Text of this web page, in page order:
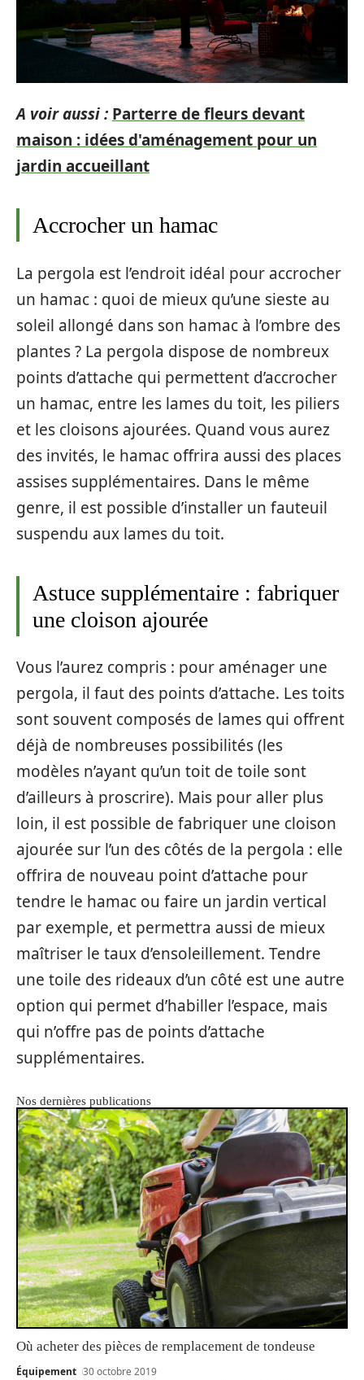
A voir aussi : Parterre de fleurs devant
maison : idées d'aménagement pour un
jardin accueillant
Accrocher un hamac
La pergola est l’endroit idéal pour accrocher
un hamac : quoi de mieux qu’une sieste au
soleil allongé dans son hamac à l’ombre des
plantes ? La pergola dispose de nombreux
points d’attache qui permettent d’accrocher
un hamac, entre les lames du toit, les piliers
et les cloisons ajourées. Quand vous aurez
des invités, le hamac offrira aussi des places
assises supplémentaires. Dans le même
genre, il est possible d’installer un fauteuil
suspendu aux lames du toit.
Astuce supplémentaire : fabriquer
une cloison ajourée
Vous l’aurez compris : pour aménager une
pergola, il faut des points d’attache. Les toits
sont souvent composés de lames qui offrent
déjà de nombreuses possibilités (les
modèles n’ayant qu’un toit de toile sont
d’ailleurs à proscrire). Mais pour aller plus
loin, il est possible de fabriquer une cloison
ajourée sur l’un des côtés de la pergola : elle
offrira de nouveau point d’attache pour
tendre le hamac ou faire un jardin vertical
par exemple, et permettra aussi de mieux
maîtriser le taux d’ensoleillement. Tendre
une toile des rideaux d’un côté est une autre
option qui permet d’habiller l’espace, mais
qui n’offre pas de points d’attache
supplémentaires.
Nos dernières publications
Où acheter des pièces de remplacement de tondeuse
Équipement 30 octobre 2019